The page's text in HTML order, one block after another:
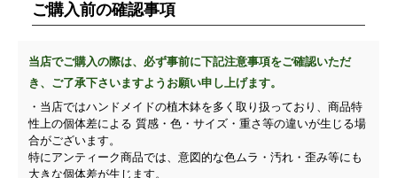
ご購入前の確認事項
当店でご購入の際は、必ず事前に下記注意事項をご確認いただ
き、ご了承下さいますようお願い申し上げます。
・当店ではハンドメイドの植木鉢を多く取り扱っており、商品特
性上の個体差による 質感・色・サイズ・重さ等の違いが生じる場
合がございます。
特にアンティーク商品では、意図的な色ムラ・汚れ・歪み等にも
大きな個体差が生じます。